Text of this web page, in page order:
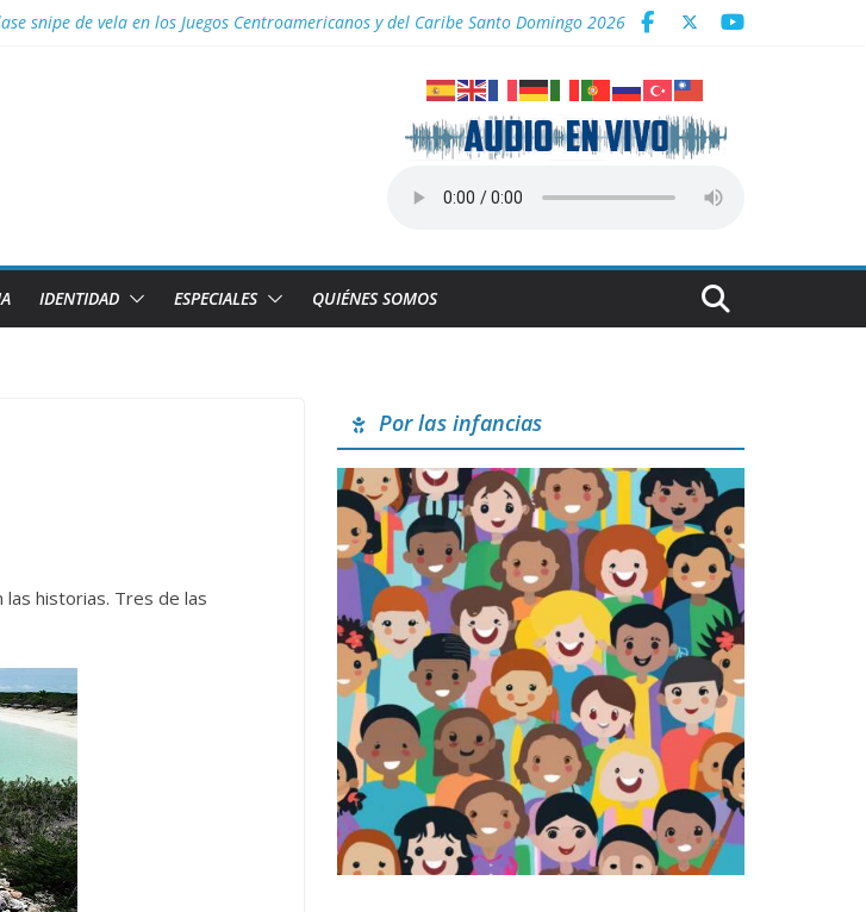
snipe de vela en los Juegos Centroamericanos y del Caribe Santo Domingo 2026
IDENTIDAD ESPECIALES QUIÉNES SOMOS
las historias. Tres de las
Por las infancias